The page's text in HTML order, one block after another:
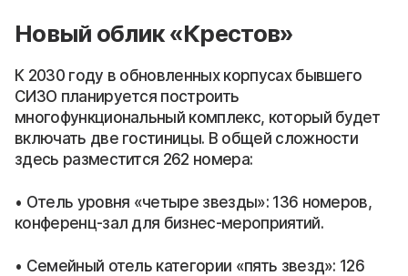
Новый облик «Крестов»
К 2030 году в обновленных корпусах бывшего
СИЗО планируется построить
многофункциональный комплекс, который будет
включать две гостиницы. В общей сложности
здесь разместится 262 номера:
• Отель уровня «четыре звезды»: 136 номеров,
конференц-зал для бизнес-мероприятий.
• Семейный отель категории «пять звезд»: 126